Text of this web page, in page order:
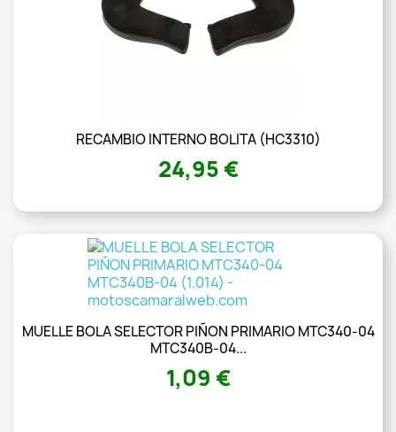
RECAMBIO INTERNO BOLITA (HC3310)
24,95 €
MUELLE BOLA SELECTOR PIÑON PRIMARIO MTC340-04
MTC340B-04...
1,09 €